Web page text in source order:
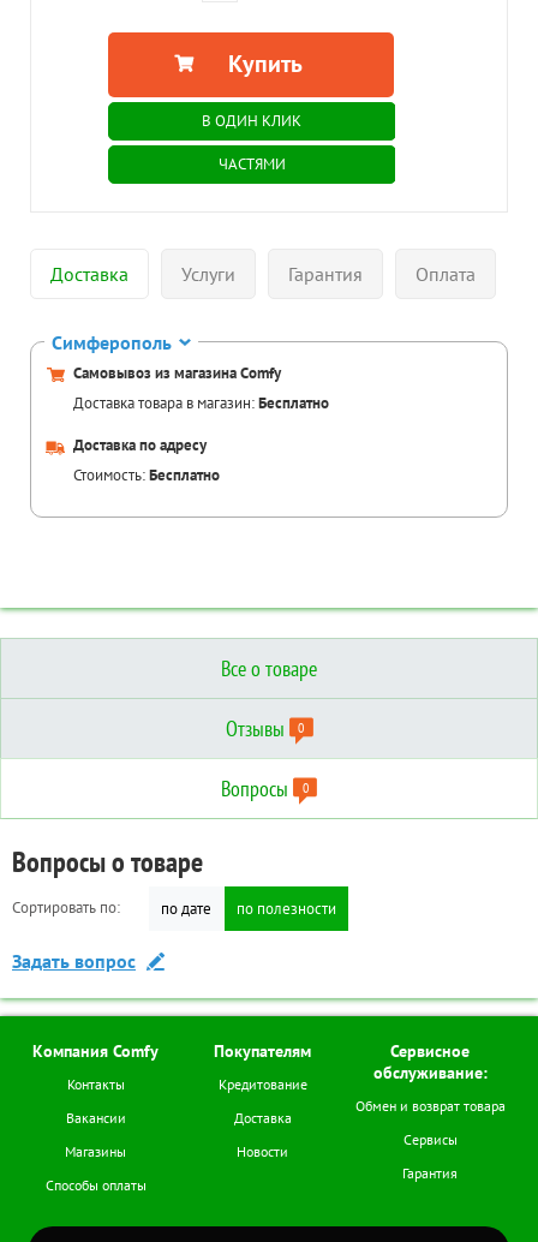
Купить
В ОДИН КЛИК
ЧАСТЯМИ
Доставка Услуги Гарантия Оплата
Симферополь
Самовывоз из магазина Comfy
Доставка товара в магазин:Бесплатно
Доставка по адресу
Стоимость:Бесплатно
Все о товаре
Отзывы 0
Вопросы 0
Технические характеристики
Дополнительные
Тип кондиционера:
Бренд:
Rovex
Мощность BTU:
12000
Обслуживаемая
36
охлаждении (Вт): 3500
Мощность при обогреве
Отзывы о товаре
Сортировать по: по дате по полезности
Написать отзыв
Вопросы о товаре
Сортировать по: по дате по полезности
Задать вопрос
Компания Comfy
Контакты
Вакансии
Магазины
Способы оплаты
Покупателям
Кредитование
Доставка
Новости
Сервисное
обслуживание:
Обмен и возврат товара
Сервисы
Гарантия